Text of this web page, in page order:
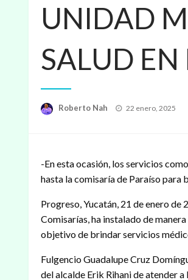
UNIDAD
SALUD EN
Roberto Nah
Publicado
22 enero, 2025
-En esta ocasión, los servicios
hasta la comisaría de Paraíso para
Progreso, Yucatán, 21 de enero
Comisarías, ha instalado de
objetivo de brindar servicios
Fulgencio Guadalupe Cruz
del alcalde Erik Rihani de atender